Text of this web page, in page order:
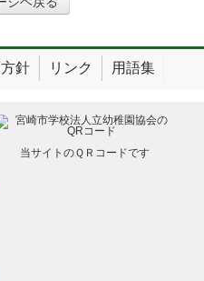
針 リンク 用語集
当サイトのＱＲコードです